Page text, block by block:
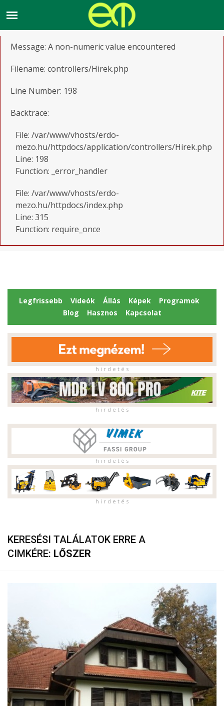
A PHP Error was encountered
Message: A non-numeric value encountered
Filename: controllers/Hirek.php
Line Number: 198
Backtrace:
File: /var/www/vhosts/erdo-
mezo.hu/httpdocs/application/controllers/Hirek.php
Line: 198
Function: _error_handler
File: /var/www/vhosts/erdo-
mezo.hu/httpdocs/index.php
Line: 315
Function: require_once
Legfrissebb Videók Állás Képek
Programok
Blog
Hasznos Kapcsolat
h i r d e t é s
h i r d e t é s
h i r d e t é s
h i r d e t é s
KERESÉSI TALÁLATOK ERRE A
CIMKÉRE: LŐSZER